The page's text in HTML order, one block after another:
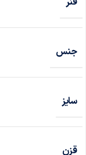
جنس
سایز
قزن